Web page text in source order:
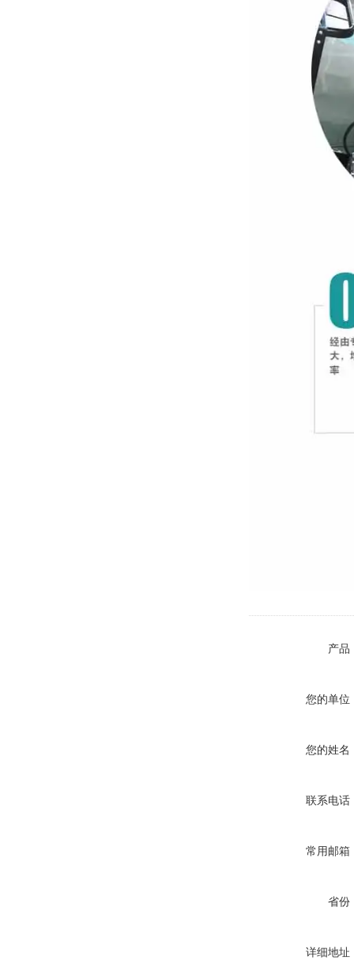
产品
您的单位
您的姓名
联系电话
常用邮箱
省份
详细地址